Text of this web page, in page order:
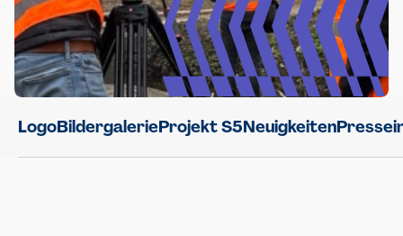
LogoBildergalerieProjekt S5Neuigkeiten